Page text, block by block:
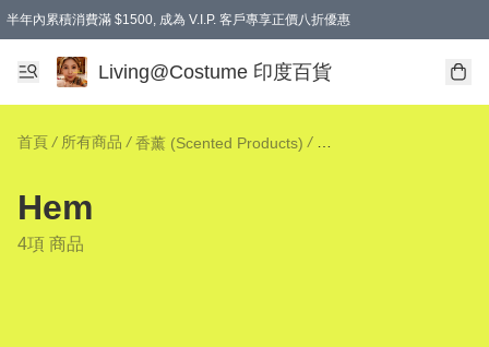
半年內累積消費滿 $1500, 成為 V.I.P. 客戶專享正價八折優惠
滿$600免本地運費
Living@Costume 印度百貨
首頁 / 所有商品 / 香薰 (Scented Products) /
Hem
4項 商品